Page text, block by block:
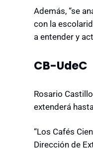
Además, “se
con la
a entender y
CB-UdeC
Rosario
extenderá
“Los Cafés
Dirección de